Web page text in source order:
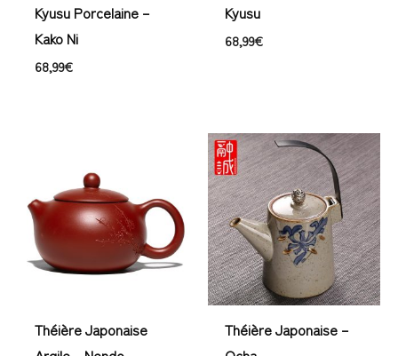
Kyusu Porcelaine –
Kako Ni
68,99€
Kyusu
68,99€
Théière Japonaise
Théière Japonaise –